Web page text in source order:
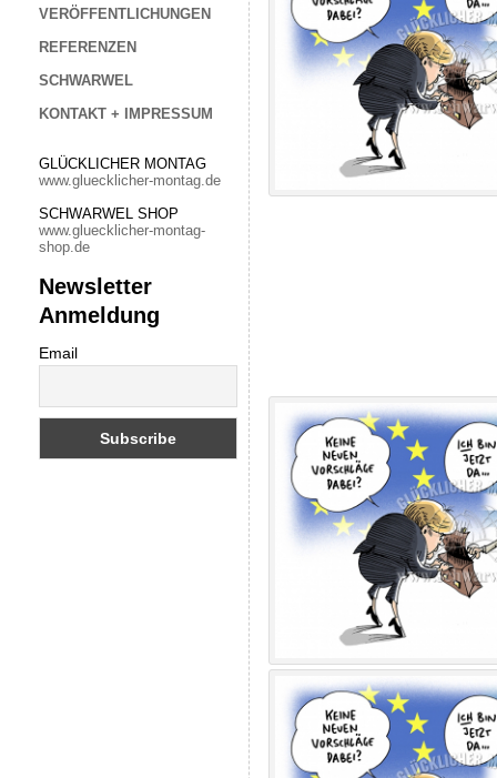
VERÖFFENTLICHUNGEN
REFERENZEN
SCHWARWEL
KONTAKT + IMPRESSUM
GLÜCKLICHER MONTAG
www.gluecklicher-montag.de
SCHWARWEL SHOP
www.gluecklicher-montag-
shop.de
Newsletter
Anmeldung
Email